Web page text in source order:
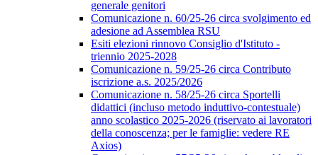
generale genitori
Comunicazione n. 60/25-26 circa svolgimento ed
adesione ad Assemblea RSU
Esiti elezioni rinnovo Consiglio d'Istituto -
triennio 2025-2028
Comunicazione n. 59/25-26 circa Contributo
iscrizione a.s. 2025/2026
Comunicazione n. 58/25-26 circa Sportelli
didattici (incluso metodo induttivo-contestuale)
anno scolastico 2025-2026 (riservato ai lavoratori
della conoscenza; per le famiglie: vedere RE
Axios)